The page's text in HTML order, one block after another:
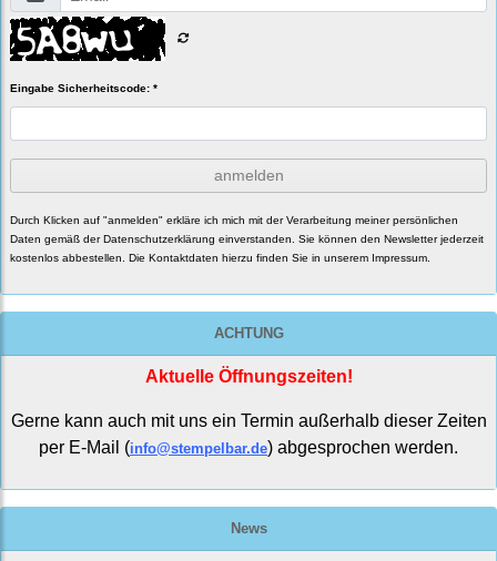
Eingabe Sicherheitscode: *
anmelden
Durch Klicken auf "anmelden" erkläre ich mich mit der Verarbeitung meiner persönlichen
Daten gemäß der Datenschutzerklärung einverstanden. Sie können den Newsletter jederzeit
kostenlos abbestellen. Die Kontaktdaten hierzu finden Sie in unserem Impressum.
ACHTUNG
Aktuelle Öffnungszeiten!
Gerne kann auch mit uns ein Termin außerhalb dieser Zeiten
per E-Mail (info@stempelbar.de) abgesprochen werden.
News